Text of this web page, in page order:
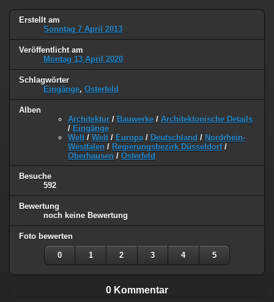
Erstellt am
Sonntag 7 April 2013
Veröffentlicht am
Montag 13 April 2020
Schlagwörter
Eingänge, Osterfeld
Alben
Architektur / Bauwerke / Architektonische Details
/ Eingänge
Welt / Welt / Europa / Deutschland / Nordrhein-
Westfalen / Regierungsbezirk Düsseldorf/
Oberhausen / Osterfeld
Besuche
592
Bewertung
noch keine Bewertung
Foto bewerten
0 1 2 3 4 5
0 Kommentar